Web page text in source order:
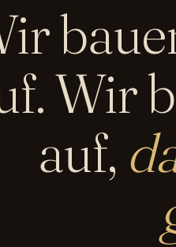
Wir
auf,